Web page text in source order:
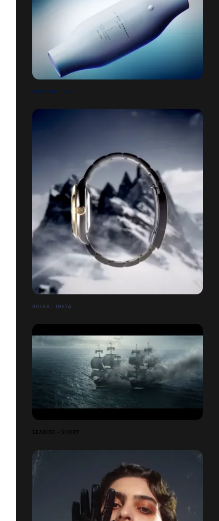
SHISEIDO - SKIN
ROLEX - INSTA
SEABIRD - SHORT